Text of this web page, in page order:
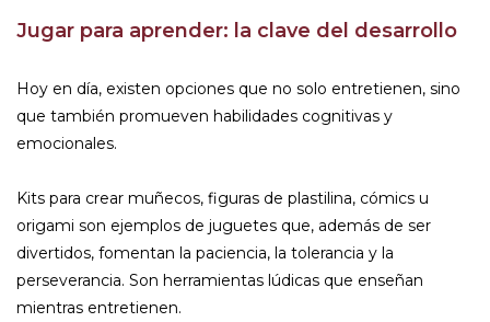
Jugar para aprender: la clave del desarrollo
Hoy en día, existen opciones que no solo entretienen, sino
que también promueven habilidades cognitivas y
emocionales.
Kits para crear muñecos, figuras de plastilina, cómics u
origami son ejemplos de juguetes que, además de ser
divertidos, fomentan la paciencia, la tolerancia y la
perseverancia. Son herramientas lúdicas que enseñan
mientras entretienen.